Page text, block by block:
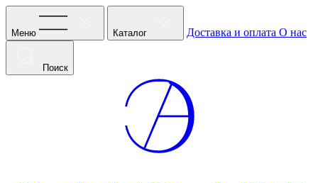
Меню Каталог Доставка и оплата О нас
Поиск